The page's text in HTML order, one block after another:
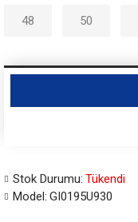
Stok Durumu: Tükendi
Model: GI0195U930
48 50